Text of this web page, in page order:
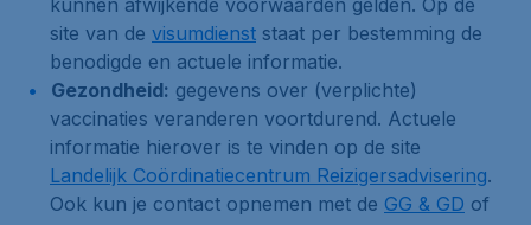
kunnen afwijkende voorwaarden gelden. Op de
site van de visumdienst staat per bestemming de
benodigde en actuele informatie.
Gezondheid: gegevens over (verplichte)
vaccinaties veranderen voortdurend. Actuele
informatie hierover is te vinden op de site
Landelijk Coördinatiecentrum Reizigersadvisering.
Ook kun je contact opnemen met de GG & GD of